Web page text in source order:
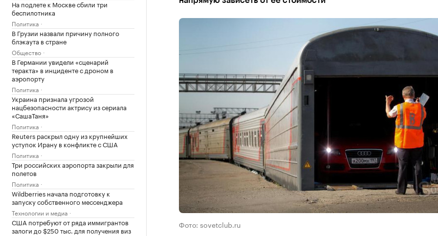
На подлете к Москве сбили три
беспилотника
Политика
В Грузии назвали причину полного
блэкаута в стране
Общество
В Германии увидели «сценарий
теракта» в инциденте с дроном в
аэропорту
Политика
Украина признала угрозой
нацбезопасности актрису из сериала
«СашаТаня»
Политика
Reuters раскрыл одну из крупнейших
уступок Ирану в конфликте с США
Политика
Три российских аэропорта закрыли для
полетов
Политика
Wildberries начала подготовку к
запуску собственного мессенджера
Технологии и медиа
США потребуют от ряда иммигрантов
залоги до $250 тыс. для получения виз
Фото: sovetclub.ru